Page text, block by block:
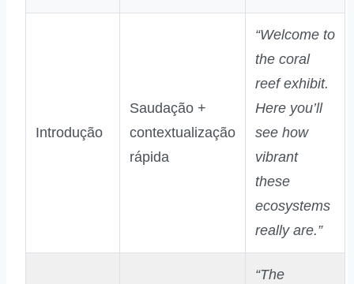
Introdução
Saudação +
contextualização
rápida
“Welcome to
the coral
reef exhibit.
Here you’ll
see how
vibrant
these
ecosystems
really are.”
“The